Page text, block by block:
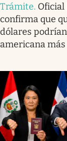
Trámite. Oficial
confirma que
dólares
americana